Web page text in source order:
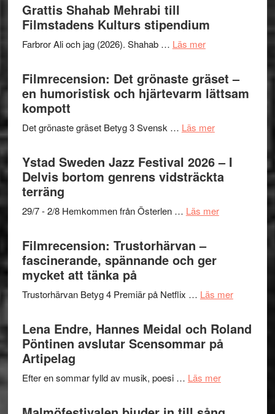
presenterar
19
titlar
i
Grattis Shahab Mehrabi till
Filmstadens Kulturs stipendium
Farbror Ali och jag (2026). Shahab … Läs merom
Shahab
Mehrabi
till
Kulturs
Filmrecension: Det grönaste gräset –
en humoristisk och hjärtevarm lättsam
kompott
Det grönaste gräset Betyg 3 Svensk … Läs merom
Det
grönaste
gräset
en
hjärtevarm
Ystad Sweden Jazz Festival 2026 – I
Delvis bortom genrens vidsträckta
terräng
29/7 - 2/8 Hemkommen från Österlen … Läs merom
–
Delvis
bortom
terräng
Filmrecension: Trustorhärvan –
fascinerande, spännande och ger
mycket att tänka på
Trustorhärvan Betyg 4 Premiär på Netflix … Läs merom
–
Lena Endre, Hannes Meidal och Roland
Pöntinen avslutar Scensommar på
Artipelag
Efter en sommar fylld av musik, poesi … Läs merom